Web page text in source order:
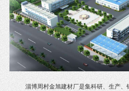
淄博周村金旭建材厂是集科研、生产、